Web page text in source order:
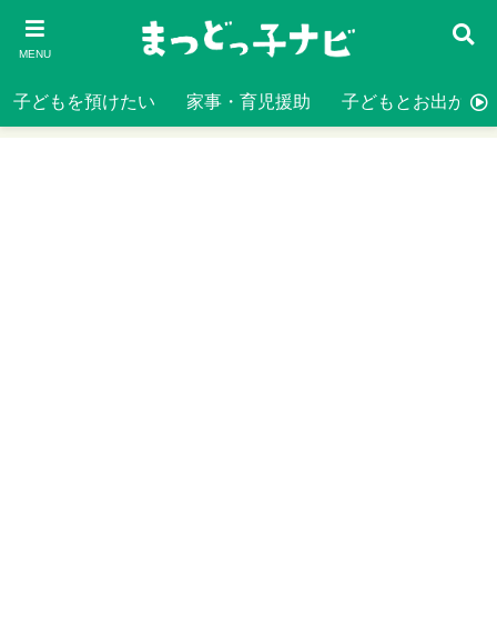
MENU
子どもを預けたい 家事・育児援助 子どもとお出かけ